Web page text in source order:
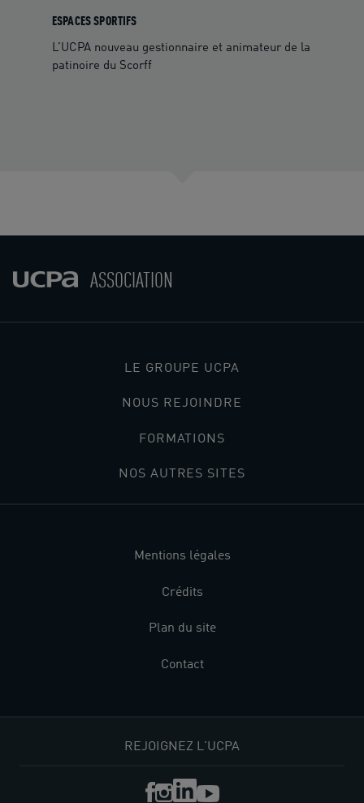
ESPACES SPORTIFS
L’UCPA nouveau gestionnaire et animateur de la
patinoire du Scorff
ASSOCIATION
LE GROUPE UCPA
NOUS REJOINDRE
FORMATIONS
NOS AUTRES SITES
Mentions légales
Crédits
Plan du site
Contact
REJOIGNEZ L'UCPA